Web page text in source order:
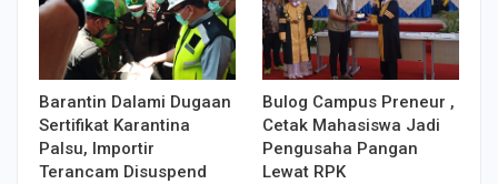
Barantin Dalami Dugaan
Sertifikat Karantina
Palsu, Importir
Terancam Disuspend
Bulog Campus Preneur ,
Cetak Mahasiswa Jadi
Pengusaha Pangan
Lewat RPK